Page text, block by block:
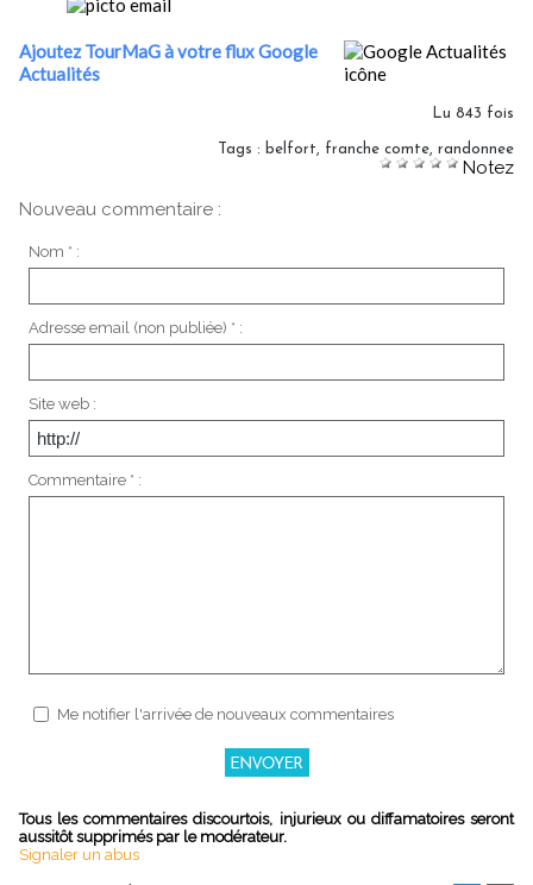
Ajoutez TourMaG à votre flux Google
Actualités
Lu 843 fois
Tags : belfort, franche comte, randonnee
Notez
Nouveau commentaire :
Nom * :
Adresse email (non publiée) * :
Site web :
Commentaire * :
Me notifier l'arrivée de nouveaux commentaires
Tous les commentaires discourtois, injurieux ou diffamatoires seront
aussitôt supprimés par le modérateur.
Signaler un abus